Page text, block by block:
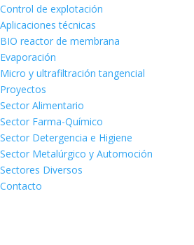
Control de explotación
Aplicaciones técnicas
BIO reactor de membrana
Evaporación
Micro y ultrafiltración tangencial
Proyectos
Sector Alimentario
Sector Farma-Químico
Sector Detergencia e Higiene
Sector Metalúrgico y Automoción
Sectores Diversos
Contacto